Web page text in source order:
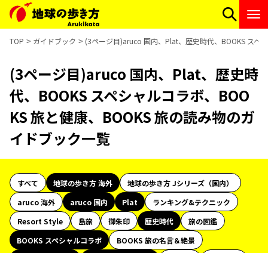
TOP ガイドブック (3ページ目)aruco 国内、Plat、歴史時代、BOOKS スペ
(3ページ目)aruco 国内、Plat、歴史時
代、BOOKS スペシャルコラボ、BOO
KS 旅と健康、BOOKS 旅の読み物のガ
イドブック一覧
すべて 地球の歩き方 海外
地球の歩き方 Jシリーズ（国内）
aruco 海外
aruco 国内 Plat
ランキング&テクニック
Resort Style
島旅 御朱印 歴史時代
旅の図鑑
BOOKS スペシャルコラボ
BOOKS 旅の名言＆絶景